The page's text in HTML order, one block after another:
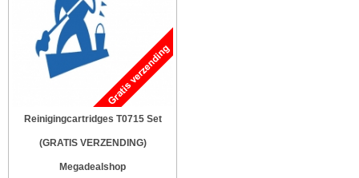
Reinigingcartridges T0715 Set
(GRATIS VERZENDING)
Megadealshop